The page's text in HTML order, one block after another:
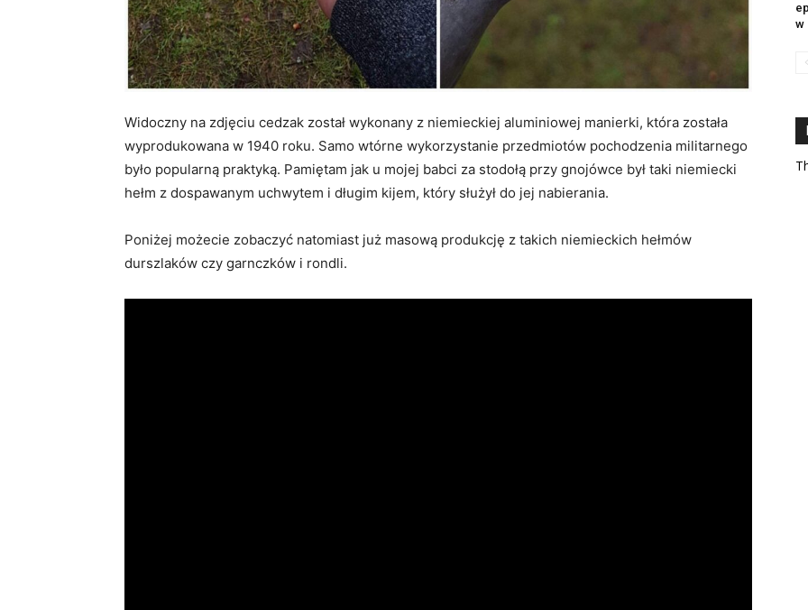
Widoczny na zdjęciu cedzak został wykonany z niemieckiej aluminiowej manierki, która została
wyprodukowana w 1940 roku. Samo wtórne wykorzystanie przedmiotów pochodzenia militarnego
było popularną praktyką. Pamiętam jak u mojej babci za stodołą przy gnojówce był taki niemiecki
hełm z dospawanym uchwytem i długim kijem, który służył do jej nabierania.
Poniżej możecie zobaczyć natomiast już masową produkcję z takich niemieckich hełmów
durszlaków czy garnczków i rondli.
w